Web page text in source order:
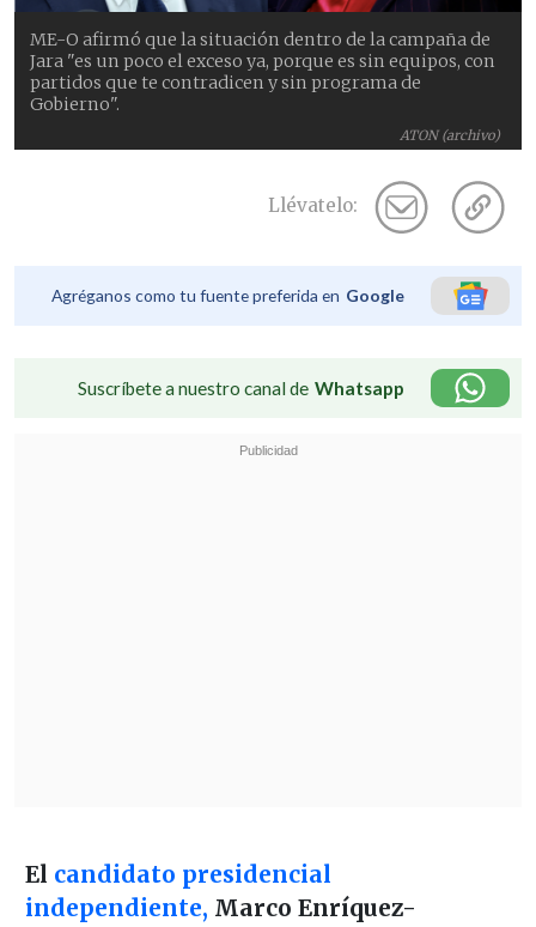
ATON (archivo)
ME-O afirmó que la situación dentro de la campaña de
Jara "es un poco el exceso ya, porque es sin equipos, con
partidos que te contradicen y sin programa de
Gobierno".
Llévatelo:
Agréganos como tu fuente preferida en Google
Suscríbete a nuestro canal de Whatsapp
El candidato presidencial
independiente, Marco Enríquez-